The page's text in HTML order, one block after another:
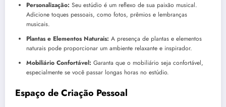
Personalização: Seu estúdio é um reflexo de sua paixão musical.
Adicione toques pessoais, como fotos, prêmios e lembranças
musicais.
Plantas e Elementos Naturais: A presença de plantas e elementos
naturais pode proporcionar um ambiente relaxante e inspirador.
Mobiliário Confortável: Garanta que o mobiliário seja confortável,
especialmente se você passar longas horas no estúdio.
Espaço de Criação Pessoal